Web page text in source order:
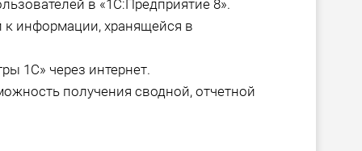
в «1С:Предприятие 8».
к информации, хранящейся в
1С» через интернет.
получения сводной, отчетной